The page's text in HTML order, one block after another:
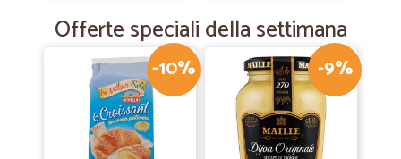
Offerte speciali della settimana
-10% -9%